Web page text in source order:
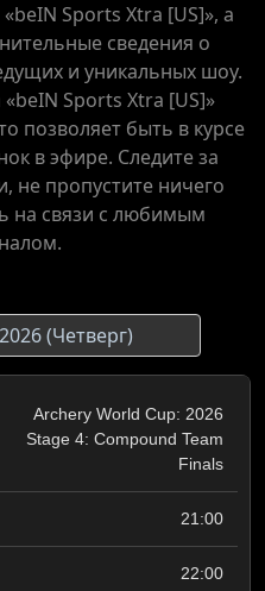
Sports Xtra [US]», а
сведения о
и уникальных шоу.
Sports Xtra [US]»
позволяет быть в курсе
в эфире. Следите за
не пропустите ничего
на связи с любимым
Archery World Cup: 2026
Stage 4: Compound Team
Finals
21:00
22:00